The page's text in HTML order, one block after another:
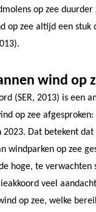
op zee duurder
op zee altijd een stuk
wind op
(SER, 2013) is een
op zee
Dat betekent dat
windparken op zee
hoge, te verwachten
veel
op zee, welke